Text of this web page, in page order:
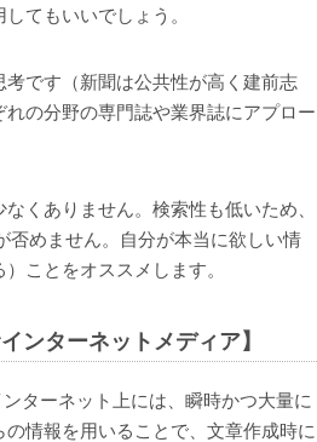
てもいいでしょう。
です（新聞は公共性が高く建前志
の分野の専門誌や業界誌にアプロー
くありません。検索性も低いため、
否めません。自分が本当に欲しい情
ことをオススメします。
インターネットメディア】
ターネット上には、瞬時かつ大量に
情報を用いることで、文章作成時に